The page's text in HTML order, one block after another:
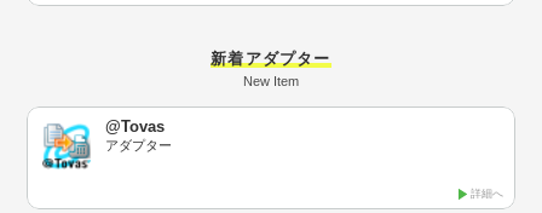
新着アダプター
New Item
@Tovas
アダプター
詳細へ